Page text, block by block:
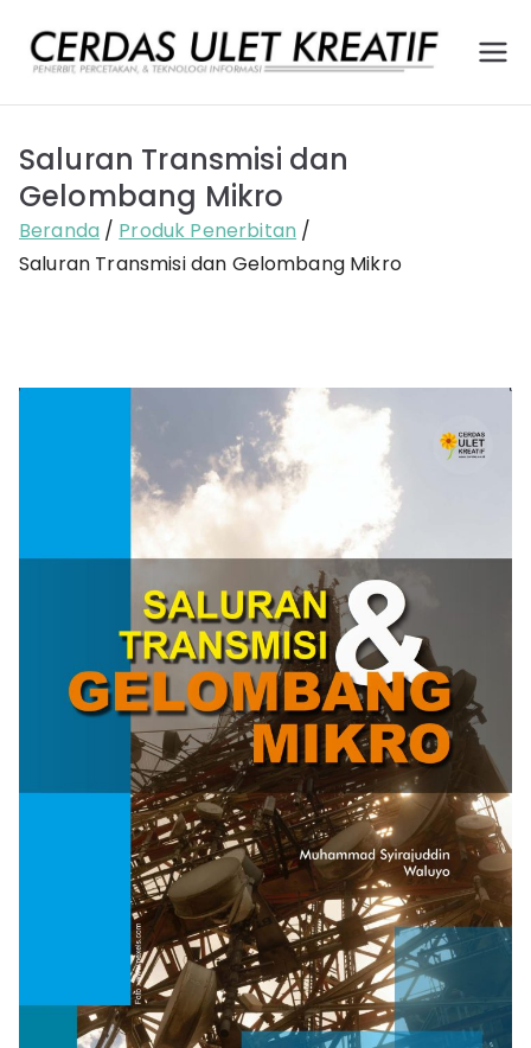
konten
Ce
ea
tif
Pener
Saluran Transmisi dan
Gelombang Mikro
Beranda
Produk Penerbitan
Saluran Transmisi dan Gelombang Mikro